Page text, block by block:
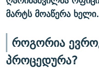
მარტს მოაწერა ხელი.
როგორია
პროცედურა?